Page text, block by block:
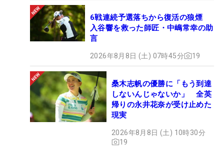
6戦連続予選落ちから復活の狼煙
入谷響を救った師匠・中嶋常幸の助
言
2026年8月8日 (土) 07時45分 19
桑木志帆の優勝に「もう到達
しないんじゃないか」 全英
帰りの永井花奈が受け止めた
現実
2026年8月8日 (土) 10時30分
19